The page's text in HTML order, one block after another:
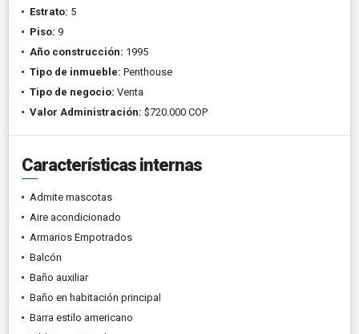
Estrato: 5
Piso: 9
Año construcción: 1995
Tipo de inmueble: Penthouse
Tipo de negocio: Venta
Valor Administración: $720.000 COP
Características internas
Admite mascotas
Aire acondicionado
Armarios Empotrados
Balcón
Baño auxiliar
Baño en habitación principal
Barra estilo americano